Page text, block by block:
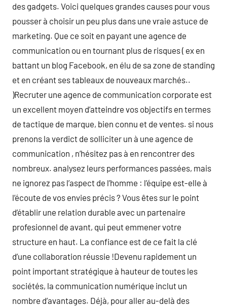
des gadgets. Voici quelques grandes causes pour vous
pousser à choisir un peu plus dans une vraie astuce de
marketing. Que ce soit en payant une agence de
communication ou en tournant plus de risques ( ex en
battant un blog Facebook, en élu de sa zone de standing
et en créant ses tableaux de nouveaux marchés..
)Recruter une agence de communication corporate est
un excellent moyen d’atteindre vos objectifs en termes
de tactique de marque, bien connu et de ventes. si nous
prenons la verdict de solliciter un à une agence de
communication , n’hésitez pas à en rencontrer des
nombreux. analysez leurs performances passées, mais
ne ignorez pas l’aspect de l’homme : l’équipe est-elle à
l’écoute de vos envies précis ? Vous êtes sur le point
d’établir une relation durable avec un partenaire
profesionnel de avant, qui peut emmener votre
structure en haut. La confiance est de ce fait la clé
d’une collaboration réussie !Devenu rapidement un
point important stratégique à hauteur de toutes les
sociétés, la communication numérique inclut un
nombre d’avantages. Déjà, pour aller au-delà des